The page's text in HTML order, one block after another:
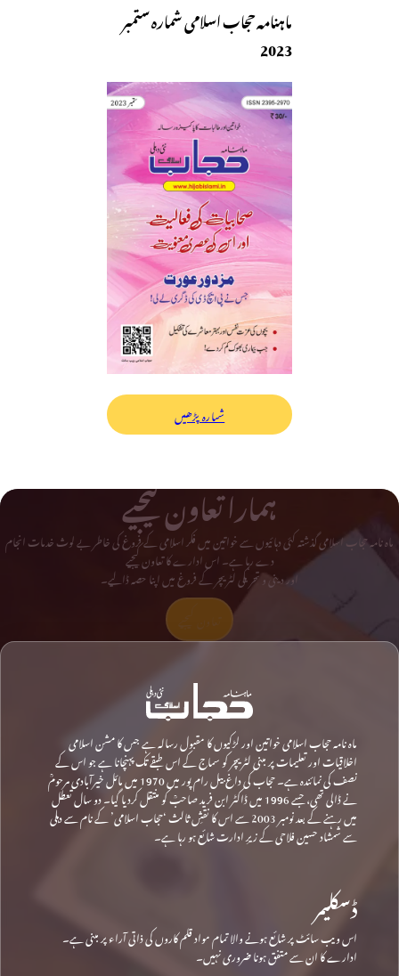
ماہنامہ حجاب اسلامی شمارہ ستمبر
2023
شمارہ پڑھیں
ہمارا تعاون کیجیے
ماہ نامہ حجاب اسلامی گذشتہ کئی دہائیوں سے خواتین میں فکر اسلامی کے فروغ کی خاطر بے لوث خدمات انجام
دے رہا ہے۔ اس ادارے کا تعاون کیجیے
اور دینی و تحریکی لٹریچر کے فروغ میں اپنا حصہ ڈالیے۔
ماہ نامہ حجاب اسلامی خواتین اور لڑکیوں کا مقبول رسالہ ہے جس کا مشن اسلامی
اخلاقیات اور تعلیمات پر مبنی لٹریچر کو سماج کے اس طبقے تک پہنچانا ہے جو اس کے
نصف کی نمائندہ ہے۔ حجاب کی داغ بیل رام پور میں 1970 میں مائل خیرآبادی مرحومؒ
نے ڈالی تھی، جسے 1996 میں ڈاکٹر ابن فرید صاحبؒ کو منتقل کردیا گیا۔ دو سال تعطل
میں رہنے کے بعد نومبر 2003 سے اس کا نقشِ ثالث ‘حجاب اسلامی’ کے نام سے دہلی
سے شمشاد حسین فلاحی کے زیرِ ادارت شائع ہو رہا ہے۔
ڈسکلیمر
اس ویب سائٹ پر شائع ہونے والا تمام مواد قلم کاروں کی ذاتی آراء پر مبنی ہے۔
ادارے کا ان سے متفق ہونا ضروری نہیں۔